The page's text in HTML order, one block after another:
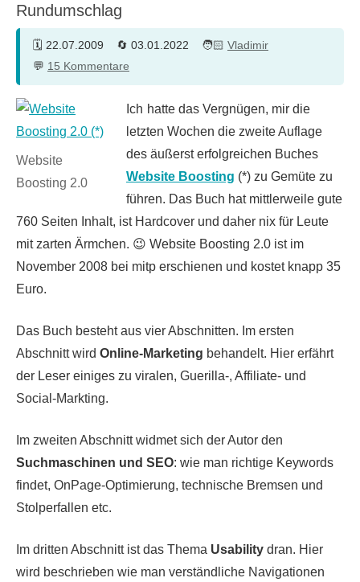
Rundumschlag
22.07.2009 03.01.2022
Vladimir
15 Kommentare
Website
Boosting 2.0
Ich hatte das Vergnügen, mir die
letzten Wochen die zweite Auflage
des äußerst erfolgreichen Buches
Website Boosting (*) zu Gemüte zu
führen. Das Buch hat mittlerweile gute
760 Seiten Inhalt, ist Hardcover und daher nix für Leute
mit zarten Ärmchen. 😉 Website Boosting 2.0 ist im
November 2008 bei mitp erschienen und kostet knapp 35
Euro.
Das Buch besteht aus vier Abschnitten. Im ersten
Abschnitt wird Online-Marketing behandelt. Hier erfährt
der Leser einiges zu viralen, Guerilla-, Affiliate- und
Social-Markting.
Im zweiten Abschnitt widmet sich der Autor den
Suchmaschinen und SEO: wie man richtige Keywords
findet, OnPage-Optimierung, technische Bremsen und
Stolperfallen etc.
Im dritten Abschnitt ist das Thema Usability dran. Hier
wird beschrieben wie man verständliche Navigationen